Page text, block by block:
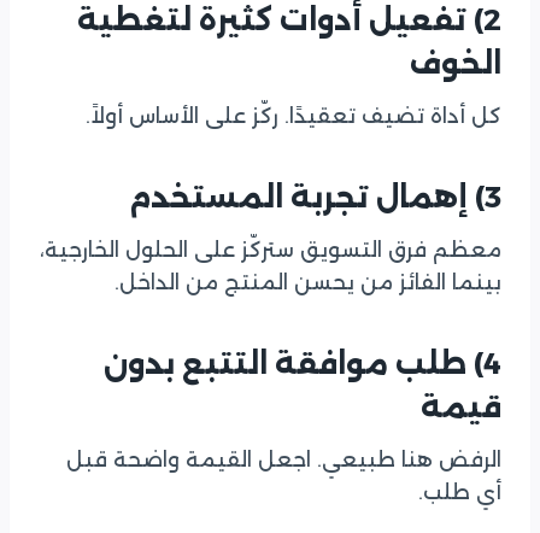
2) تفعيل أدوات كثيرة لتغطية
الخوف
كل أداة تضيف تعقيدًا. ركّز على الأساس أولاً.
3) إهمال تجربة المستخدم
معظم فرق التسويق ستركّز على الحلول الخارجية،
بينما الفائز من يحسن المنتج من الداخل.
4) طلب موافقة التتبع بدون
قيمة
الرفض هنا طبيعي. اجعل القيمة واضحة قبل
أي طلب.